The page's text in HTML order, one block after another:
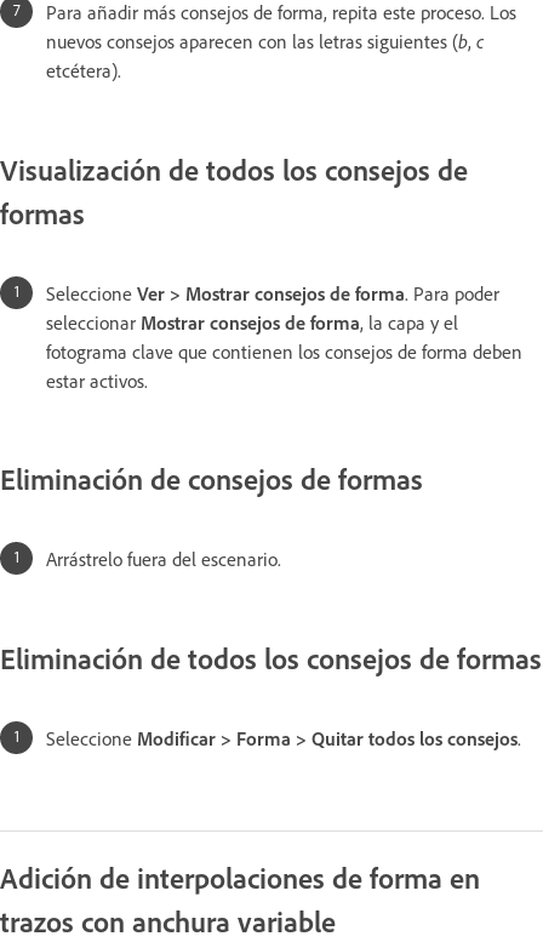
Para añadir más consejos de forma, repita este proceso. Los
nuevos consejos aparecen con las letras siguientes (b, c
etcétera).
Visualización de todos los consejos de
formas
Seleccione Ver > Mostrar consejos de forma. Para poder
seleccionar Mostrar consejos de forma, la capa y el
fotograma clave que contienen los consejos de forma deben
estar activos.
Eliminación de consejos de formas
Arrástrelo fuera del escenario.
Eliminación de todos los consejos de formas
Seleccione Modificar > Forma > Quitar todos los consejos.
Adición de interpolaciones de forma en
trazos con anchura variable